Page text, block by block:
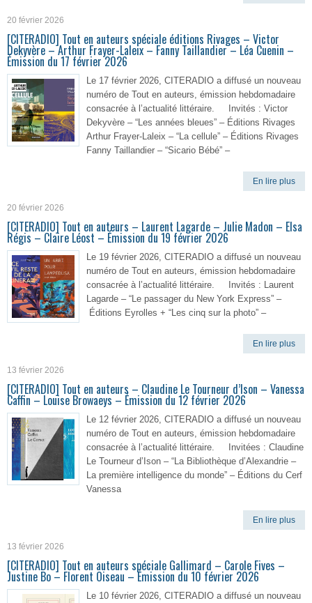
20 février 2026
[CITERADIO] Tout en auteurs spéciale éditions Rivages – Victor
Dekyvère – Arthur Frayer-Laleix – Fanny Taillandier – Léa Cuenin –
Émission du 17 février 2026
Le 17 février 2026, CITERADIO a diffusé un nouveau
numéro de Tout en auteurs, émission hebdomadaire
consacrée à l’actualité littéraire. Invités : Victor
Dekyvère – “Les années bleues” – Éditions Rivages
Arthur Frayer-Laleix – “La cellule” – Éditions Rivages
Fanny Taillandier – “Sicario Bébé” –
En lire plus
20 février 2026
[CITERADIO] Tout en auteurs – Laurent Lagarde – Julie Madon – Elsa
Régis – Claire Léost – Émission du 19 février 2026
Le 19 février 2026, CITERADIO a diffusé un nouveau
numéro de Tout en auteurs, émission hebdomadaire
consacrée à l’actualité littéraire. Invités : Laurent
Lagarde – “Le passager du New York Express” –
Éditions Eyrolles + “Les cinq sur la photo” –
En lire plus
13 février 2026
[CITERADIO] Tout en auteurs – Claudine Le Tourneur d’Ison – Vanessa
Caffin – Louise Browaeys – Émission du 12 février 2026
Le 12 février 2026, CITERADIO a diffusé un nouveau
numéro de Tout en auteurs, émission hebdomadaire
consacrée à l’actualité littéraire. Invitées : Claudine
Le Tourneur d’Ison – “La Bibliothèque d’Alexandrie –
La première intelligence du monde” – Éditions du Cerf
Vanessa
En lire plus
13 février 2026
[CITERADIO] Tout en auteurs spéciale Gallimard – Carole Fives –
Justine Bo – Florent Oiseau – Émission du 10 février 2026
Le 10 février 2026, CITERADIO a diffusé un nouveau